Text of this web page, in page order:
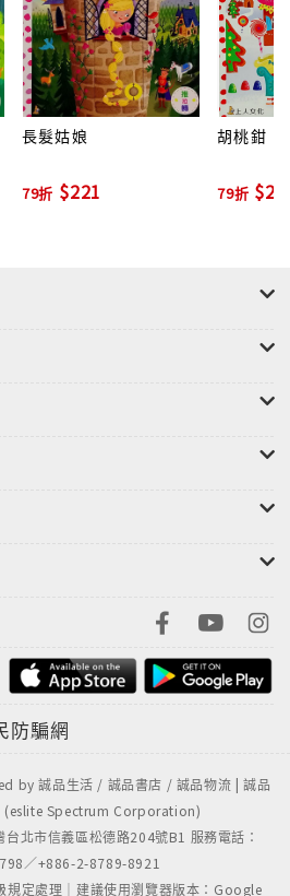
長髮姑娘
79折 $221
胡桃鉗
79折
防騙網
by 誠品生活 / 誠品書店 / 誠品物流 | 誠品
(eslite Spectrum Corporation)
北市信義區松德路204號B1 服務電話：
／+886-2-8789-8921
規定處理｜建議使用瀏覽器版本：Google